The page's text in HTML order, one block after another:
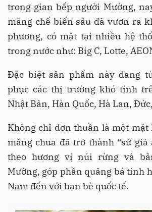
trong gian bếp người Mường,
măng chế biến sâu đã vươn ra
phương, có mặt tại nhiều hệ
trong nước như: Big C, Lotte,
Đặc biệt sản phẩm này đang
phục các thị trường khó tính
Nhật Bản, Hàn Quốc, Hà Lan,
Không chỉ đơn thuần là một mặt
măng chua đã trở thành “sứ giả
theo hương vị núi rừng và
Mường, góp phần quảng bá tinh
Nam đến với bạn bè quốc tế.